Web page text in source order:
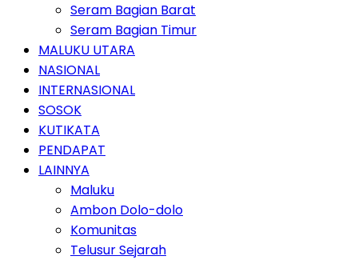
Seram Bagian Barat
Seram Bagian Timur
MALUKU UTARA
NASIONAL
INTERNASIONAL
SOSOK
KUTIKATA
PENDAPAT
LAINNYA
Maluku
Ambon Dolo-dolo
Komunitas
Telusur Sejarah